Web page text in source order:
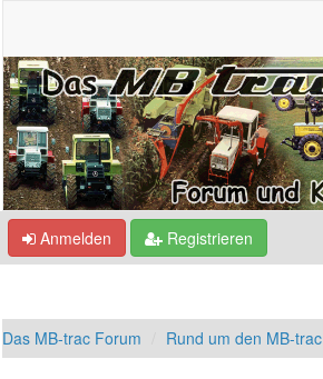
Anmelden Registrieren
Das MB-trac Forum Rund um den MB-trac